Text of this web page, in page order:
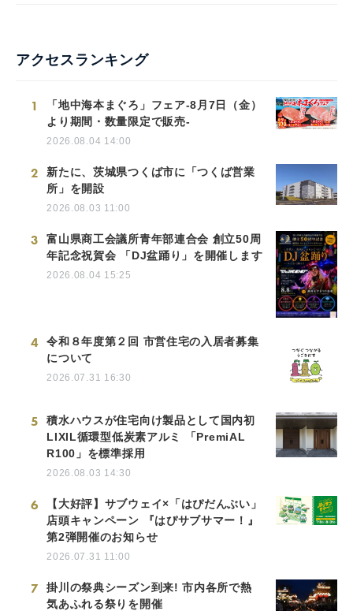
アクセスランキング
1
「地中海本まぐろ」フェア-8月7日（金）
より期間・数量限定で販売-
2026.08.04 14:00
2
新たに、茨城県つくば市に「つくば営業
所」を開設
2026.08.03 11:00
3
富山県商工会議所青年部連合会 創立50周
年記念祝賀会 「DJ盆踊り」を開催します
2026.08.04 15:25
4
令和８年度第２回 市営住宅の入居者募集
について
2026.07.31 16:30
5
積水ハウスが住宅向け製品として国内初
LIXIL循環型低炭素アルミ 「PremiAL
R100」を標準採用
2026.08.03 14:30
6
【大好評】サブウェイ×「はぴだんぶい」
店頭キャンペーン 『はぴサブサマー！』
第2弾開催のお知らせ
2026.07.31 11:00
7
掛川の祭典シーズン到来! 市内各所で熱
気あふれる祭りを開催